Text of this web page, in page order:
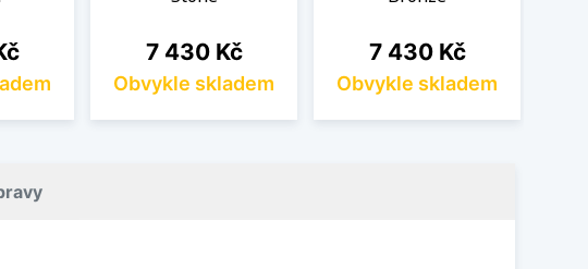
Cena
7 430 Kč
Obvykle skladem
Cena
7 430 Kč
Obvykle skladem